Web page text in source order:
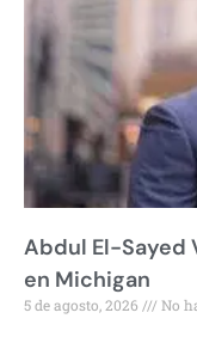
Abdul El-Sayed
en Michigan
5 de agosto, 2026 No